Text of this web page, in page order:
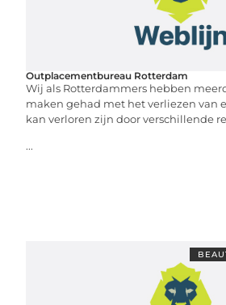
Outplacementbureau Rotterdam
Wij als Rotterdammers hebben
maken gehad met het verliezen van
kan verloren zijn door verschillende
...